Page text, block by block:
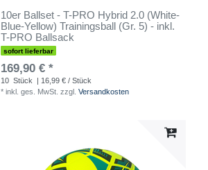
10er Ballset - T-PRO Hybrid 2.0 (White-
Blue-Yellow) Trainingsball (Gr. 5) - inkl.
T-PRO Ballsack
sofort lieferbar
169,90 € *
10 Stück
| 16,99 € / Stück
* inkl. ges. MwSt. zzgl. Versandkosten